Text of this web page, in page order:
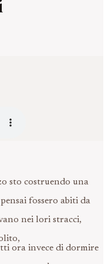
sto costruendo una
fossero abiti da
nei lori stracci,
ora invece di dormire